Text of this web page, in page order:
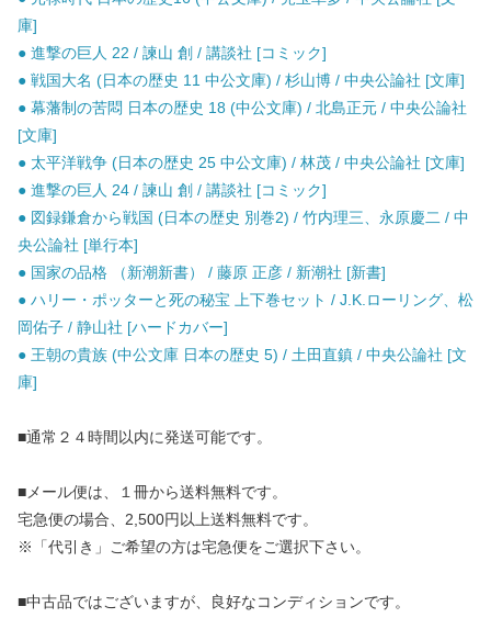
庫]
● 進撃の巨人 22 / 諫山 創 / 講談社 [コミック]
● 戦国大名 (日本の歴史 11 中公文庫) / 杉山博 / 中央公論社 [文庫]
● 幕藩制の苦悶 日本の歴史 18 (中公文庫) / 北島正元 / 中央公論社
[文庫]
● 太平洋戦争 (日本の歴史 25 中公文庫) / 林茂 / 中央公論社 [文庫]
● 進撃の巨人 24 / 諫山 創 / 講談社 [コミック]
● 図録鎌倉から戦国 (日本の歴史 別巻2) / 竹内理三、永原慶二 / 中
央公論社 [単行本]
● 国家の品格 （新潮新書） / 藤原 正彦 / 新潮社 [新書]
● ハリー・ポッターと死の秘宝 上下巻セット / J.K.ローリング、松
岡佑子 / 静山社 [ハードカバー]
● 王朝の貴族 (中公文庫 日本の歴史 5) / 土田直鎮 / 中央公論社 [文
庫]
■通常２４時間以内に発送可能です。
■メール便は、１冊から送料無料です。
宅急便の場合、2,500円以上送料無料です。
※「代引き」ご希望の方は宅急便をご選択下さい。
■中古品ではございますが、良好なコンディションです。